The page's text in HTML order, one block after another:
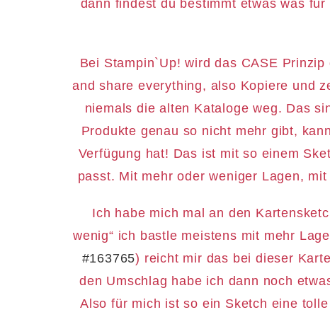
dann findest du bestimmt etwas was
Bei Stampin`Up! wird das CASE
and share everything, also Kopiere und
niemals die alten Kataloge weg. Das
Produkte genau so nicht mehr gibt,
Verfügung hat! Das ist mit so einem
passt. Mit mehr oder weniger Lagen,
Ich habe mich mal an den
wenig“ ich bastle meistens mit mehr
#163765) reicht mir das bei dieser
den Umschlag habe ich dann noch
Also für mich ist so ein Sketch eine